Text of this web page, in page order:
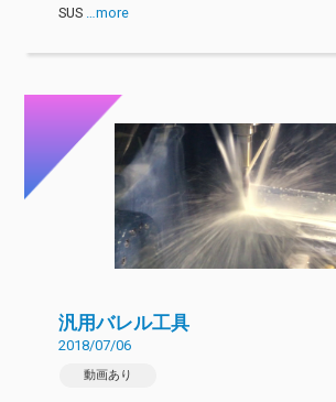
SUS
…more
汎用バレル工具
2018/07/06
動画あり